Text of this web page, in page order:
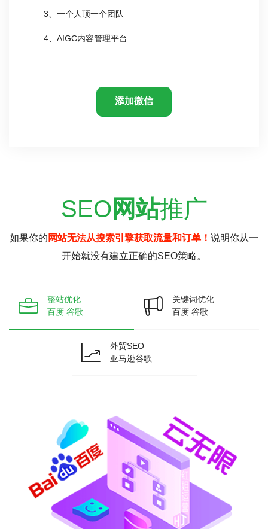
3、一个人顶一个团队
4、AIGC内容管理平台
添加微信
SEO 网站推广
如果你的 网站无法从搜索引擎获取流量和订单！ 说明你从一
开始就没有建立正确的SEO策略。
整站优化
百度 谷歌
关键词优化
百度 谷歌
外贸SEO
亚马逊谷歌